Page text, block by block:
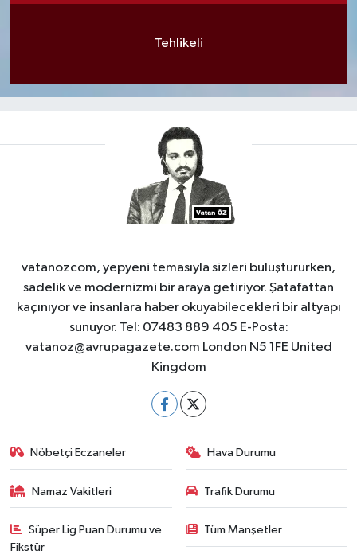
Tehlikeli
vatanozcom, yepyeni temasıyla sizleri buluştururken,
sadelik ve modernizmi bir araya getiriyor. Şatafattan
kaçınıyor ve insanlara haber okuyabilecekleri bir altyapı
sunuyor. Tel: 07483 889 405 E-Posta:
vatanoz@avrupagazete.com London N5 1FE United
Kingdom
Nöbetçi Eczaneler Hava Durumu
Namaz Vakitleri Trafik Durumu
Süper Lig Puan Durumu ve
Fikstür
Tüm Manşetler